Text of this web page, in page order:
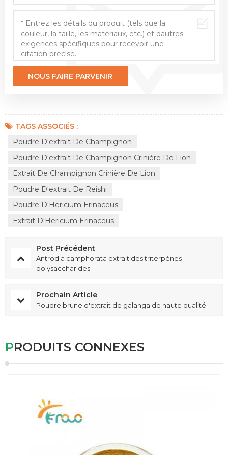
TAGS ASSOCIÉS :
Poudre D'extrait De Champignon
Poudre D'extrait De Champignon Crinière De Lion
Extrait De Champignon Crinière De Lion
Poudre D'extrait De Reishi
Poudre D'Hericium Erinaceus
Extrait D'Hericium Erinaceus
Post Précédent
Antrodia camphorata extrait des triterpènes
polysaccharides
Prochain Article
Poudre brune d'extrait de galanga de haute qualité
PRODUITS CONNEXES